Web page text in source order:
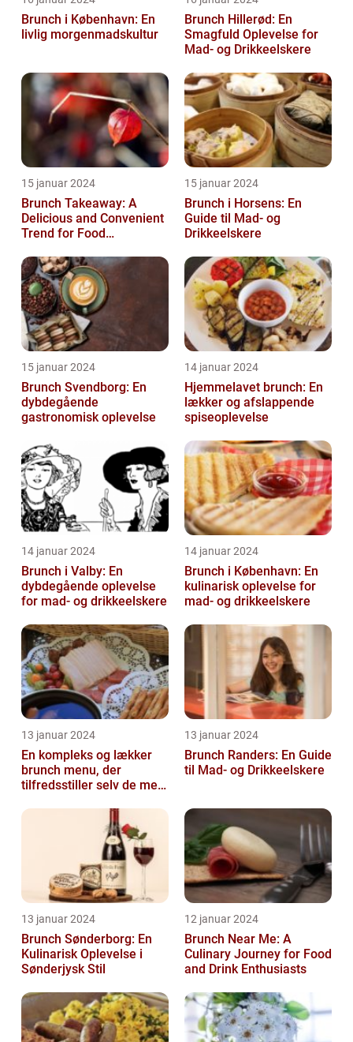
Brunch i København: En
livlig morgenmadskultur
Brunch Hillerød: En
Smagfuld Oplevelse for
Mad- og Drikkeelskere
15 januar 2024
Brunch Takeaway: A
Delicious and Convenient
Trend for Food
15 januar 2024
Brunch i Horsens: En
Guide til Mad- og
Drikkeelskere
15 januar 2024
Brunch Svendborg: En
dybdegående
gastronomisk oplevelse
14 januar 2024
Hjemmelavet brunch: En
lækker og afslappende
spiseoplevelse
14 januar 2024
Brunch i Valby: En
dybdegående oplevelse
for mad- og drikkeelskere
14 januar 2024
Brunch i København: En
kulinarisk oplevelse for
mad- og drikkeelskere
13 januar 2024
En kompleks og lækker
brunch menu, der
tilfredsstiller selv de mest
13 januar 2024
Brunch Randers: En Guide
til Mad- og Drikkeelskere
13 januar 2024
Brunch Sønderborg: En
Kulinarisk Oplevelse i
Sønderjysk Stil
12 januar 2024
Brunch Near Me: A
Culinary Journey for Food
and Drink Enthusiasts